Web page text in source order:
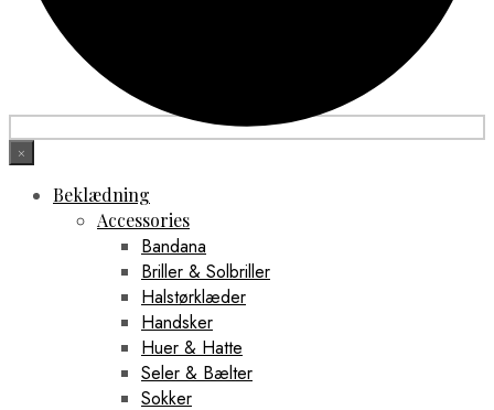
×
Beklædning
Accessories
Bandana
Briller & Solbriller
Halstørklæder
Handsker
Huer & Hatte
Seler & Bælter
Sokker